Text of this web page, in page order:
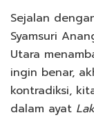
Sejalan
Syamsuri
Utara
ingin benar,
kontradiksi,
dalam ayat